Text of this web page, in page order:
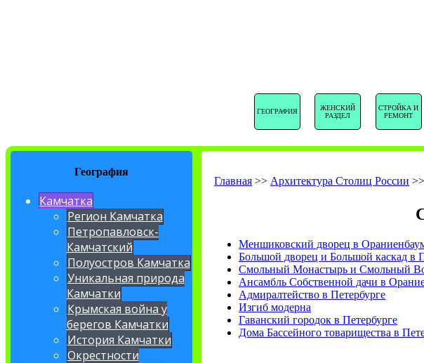
ГЕОГРАФИЯ
ЖЕНСКИЙ
РАЗДЕЛ
СТРОЙКА И
РЕМОНТ
География
Камчатка
Регион Камчатка
Петропавловск-
Камчатский
Полуостров Камчатка
Уникальная природа
Камчатки
Крымская война у
берегов Камчатки
История Камчатки
Окрестности
Главная >> Архитектура Столиц России >>
Меншиковский дворец в
Большой дворец и Большой каскад в
Смольный Монастырь и Смольный
Ансамбль Собственной дачи в
Адмиралтейство в Петербурге
Изгиб модерна
Гаванский городок в Петербурге
Дома Бассейного товарищества в